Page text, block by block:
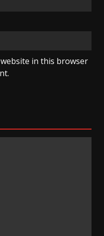
website in this browser